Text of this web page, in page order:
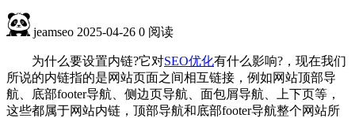
jeamseo 2025-04-26 0 阅读
为什么要设置内链?它对SEO优化有什么影响?，现在我们
所说的内链指的是网站页面之间相互链接，例如网站顶部导
航、底部footer导航、侧边页导航、面包屑导航、上下页等，
这些都属于网站内链，顶部导航和底部footer导航整个网站所